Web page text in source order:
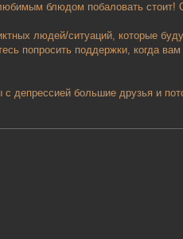
блюдом побаловать стоит!
людей/ситуаций, которые
попросить поддержки, когда
депрессией большие друзья и